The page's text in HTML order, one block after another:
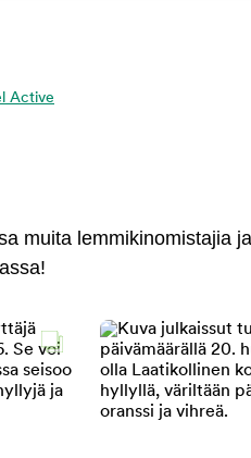
Active
muita lemmikinomistajia